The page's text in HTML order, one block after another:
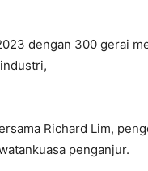
dengan 300 gerai
Richard Lim,
penganjur.